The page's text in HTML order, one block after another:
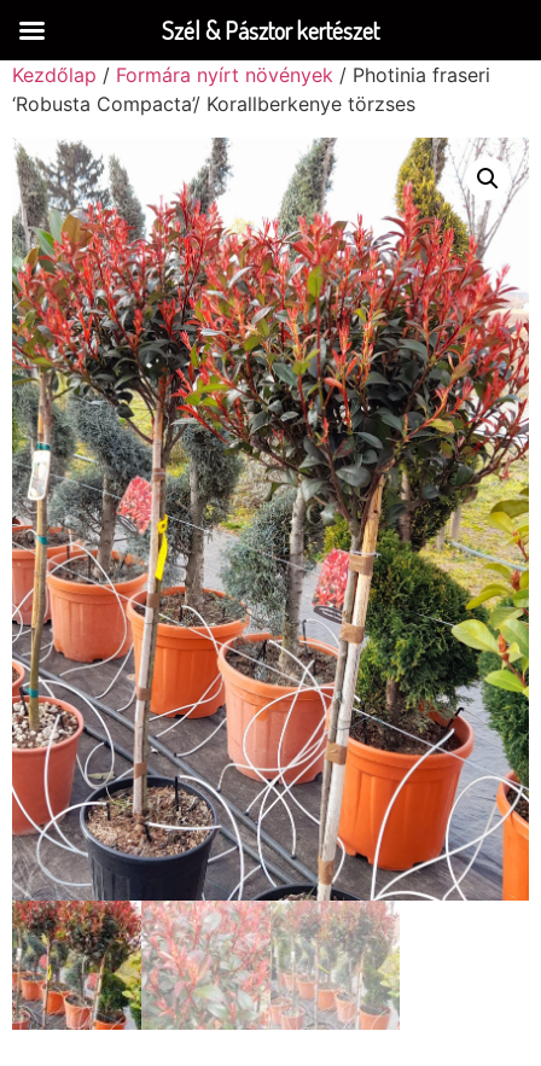
Kezdőlap / Formára nyírt növények / Photinia fraseri
‘Robusta Compacta’/ Korallberkenye törzses
Szél & Pásztor kertészet